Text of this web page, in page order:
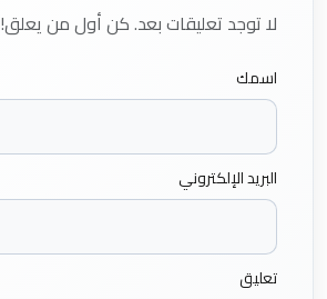
لا توجد تعليقات بعد. كن أول من يعلق!
اسمك
البريد الإلكتروني
تعليق